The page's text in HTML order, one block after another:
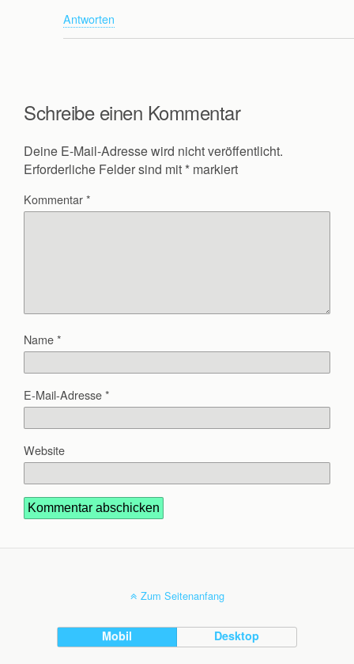
Antworten
Schreibe einen Kommentar
Deine E-Mail-Adresse wird nicht veröffentlicht.
Erforderliche Felder sind mit * markiert
Kommentar*
Name*
E-Mail-Adresse*
Website
Zum Seitenanfang
Mobil Desktop